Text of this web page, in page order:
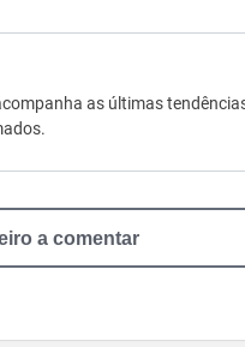
as últimas
a comentar